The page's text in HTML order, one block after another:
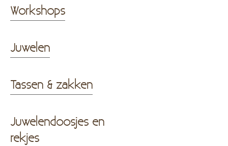
Workshops
Juwelen
Tassen & zakken
Juwelendoosjes en
rekjes